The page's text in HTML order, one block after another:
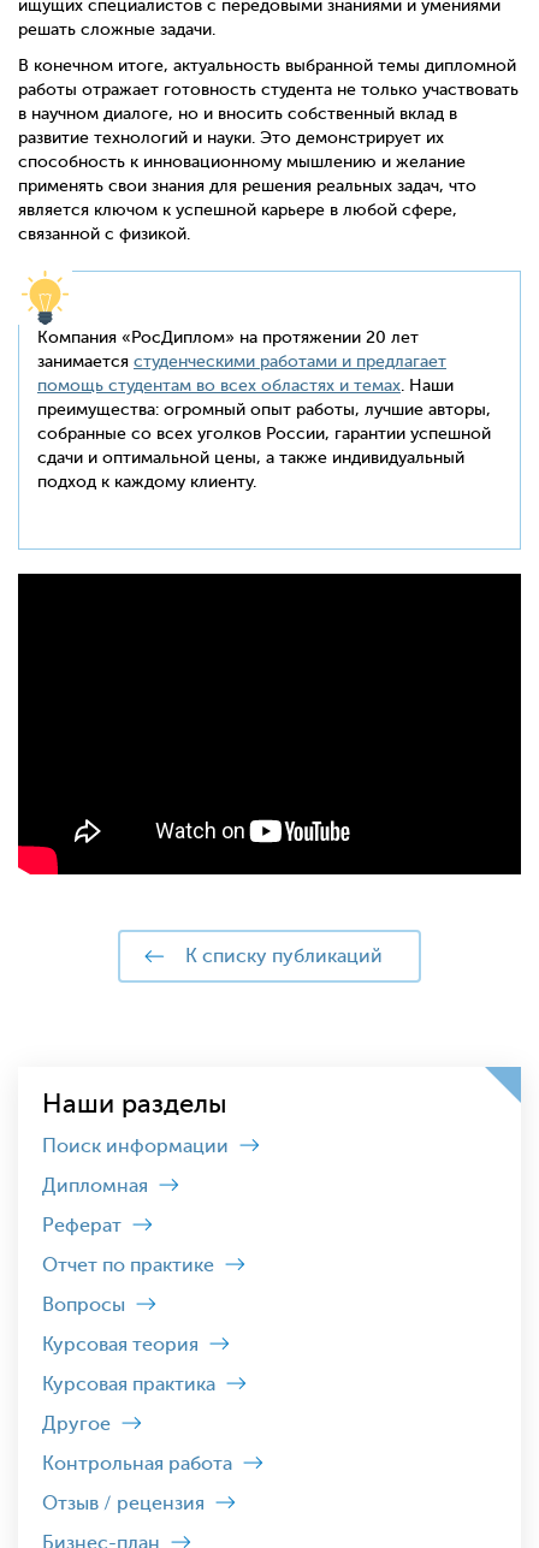
ищущих специалистов с передовыми знаниями и умениями
решать сложные задачи.
В конечном итоге, актуальность выбранной темы дипломной
работы отражает готовность студента не только участвовать
в научном диалоге, но и вносить собственный вклад в
развитие технологий и науки. Это демонстрирует их
способность к инновационному мышлению и желание
применять свои знания для решения реальных задач, что
является ключом к успешной карьере в любой сфере,
связанной с физикой.
Компания «РосДиплом» на протяжении 20 лет
занимается студенческими работами и предлагает
помощь студентам во всех областях и темах. Наши
преимущества: огромный опыт работы, лучшие авторы,
собранные со всех уголков России, гарантии успешной
сдачи и оптимальной цены, а также индивидуальный
подход к каждому клиенту.
к списку публикаций
Наши разделы
Поиск информации
Дипломная
Реферат
Отчет по практике
Вопросы
Курсовая теория
Курсовая практика
Другое
Контрольная работа
Отзыв / рецензия
Бизнес-план